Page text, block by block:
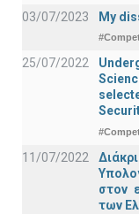
03/07/2023
My
25/07/2022
11/07/2022
στον
των